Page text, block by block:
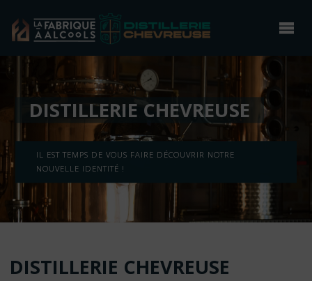
DISTILLERIE CHEVREUSE
IL EST TEMPS DE VOUS FAIRE DÉCOUVRIR NOTRE
NOUVELLE IDENTITÉ !
DISTILLERIE CHEVREUSE